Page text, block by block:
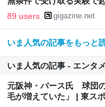
89 users gigazine.net
いま人気の記事をもっと
いま人気の記事 - エンタメ
元阪神・バース氏 球団
毛が増えていた」 | 東ス